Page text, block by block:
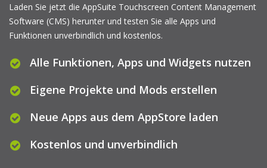
Laden Sie jetzt die AppSuite Touchscreen Content Management
Software (CMS) herunter und testen Sie alle Apps und
Funktionen unverbindlich und kostenlos.
Alle Funktionen, Apps und Widgets nutzen
Eigene Projekte und Mods erstellen
Neue Apps aus dem AppStore laden
Kostenlos und unverbindlich